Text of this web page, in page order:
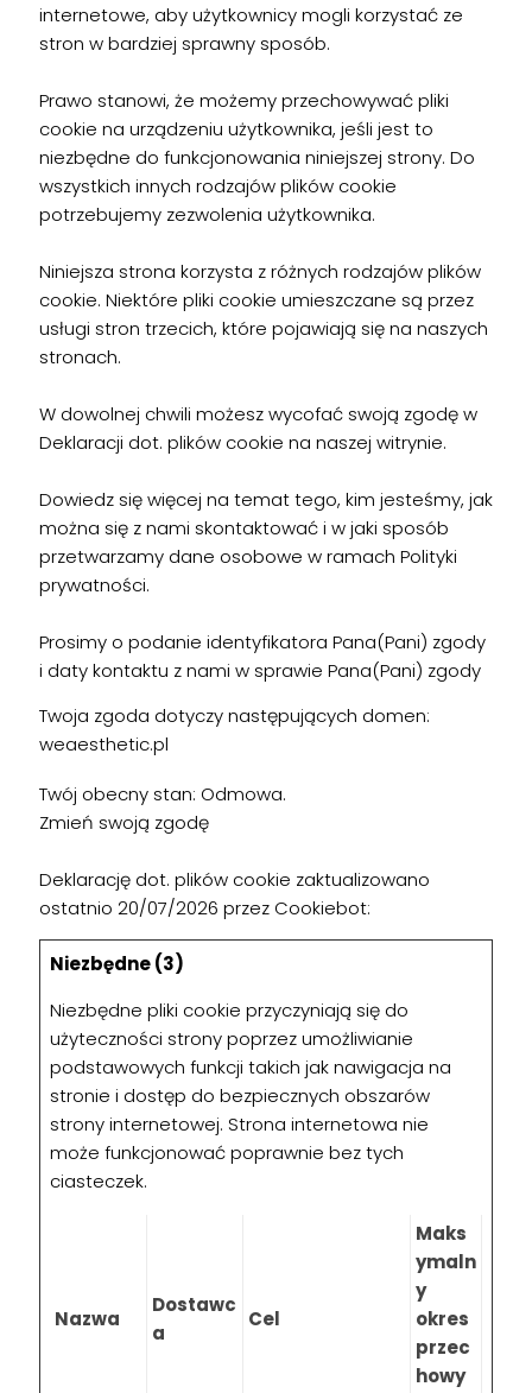
internetowe, aby użytkownicy mogli korzystać ze
stron w bardziej sprawny sposób.
Prawo stanowi, że możemy przechowywać pliki
cookie na urządzeniu użytkownika, jeśli jest to
niezbędne do funkcjonowania niniejszej strony. Do
wszystkich innych rodzajów plików cookie
potrzebujemy zezwolenia użytkownika.
Niniejsza strona korzysta z różnych rodzajów plików
cookie. Niektóre pliki cookie umieszczane są przez
usługi stron trzecich, które pojawiają się na naszych
stronach.
W dowolnej chwili możesz wycofać swoją zgodę w
Deklaracji dot. plików cookie na naszej witrynie.
Dowiedz się więcej na temat tego, kim jesteśmy, jak
można się z nami skontaktować i w jaki sposób
przetwarzamy dane osobowe w ramach Polityki
prywatności.
Prosimy o podanie identyfikatora Pana(Pani) zgody
i daty kontaktu z nami w sprawie Pana(Pani) zgody
Twoja zgoda dotyczy następujących domen:
weaesthetic.pl
Twój obecny stan: Odmowa.
Zmień swoją zgodę
Deklarację dot. plików cookie zaktualizowano
ostatnio 20/07/2026 przez Cookiebot:
Niezbędne (3)
Niezbędne pliki cookie przyczyniają się do
użyteczności strony poprzez umożliwianie
podstawowych funkcji takich jak nawigacja na
stronie i dostęp do bezpiecznych obszarów
strony internetowej. Strona internetowa nie
może funkcjonować poprawnie bez tych
ciasteczek.
Nazwa
Dostawc
a
Cel
Maks
ymaln
y
okres
przec
howy